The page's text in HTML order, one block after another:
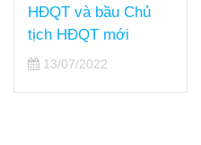
HĐQT và bầu Chủ
tịch HĐQT mới
13/07/2022